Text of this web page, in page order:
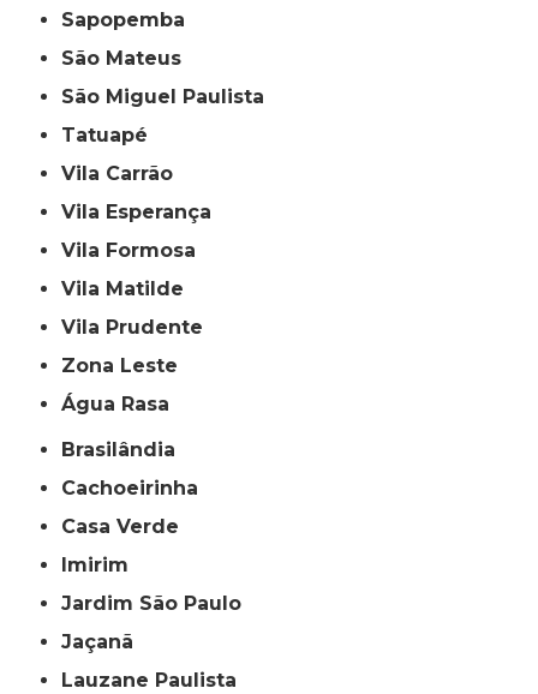
Sapopemba
São Mateus
São Miguel Paulista
Tatuapé
Vila Carrão
Vila Esperança
Vila Formosa
Vila Matilde
Vila Prudente
Zona Leste
Água Rasa
Brasilândia
Cachoeirinha
Casa Verde
Imirim
Jardim São Paulo
Jaçanã
Lauzane Paulista